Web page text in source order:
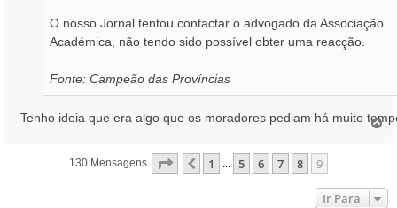
O nosso Jornal tentou contactar o advogado da Associação
Académica, não tendo sido possível obter uma reacção.
Fonte: Campeão das Províncias
Tenho ideia que era algo que os moradores pediam há muito
T
130 Mensagens Página De9
Anterior
1 ... 5 6 7 8 9
Ir Para